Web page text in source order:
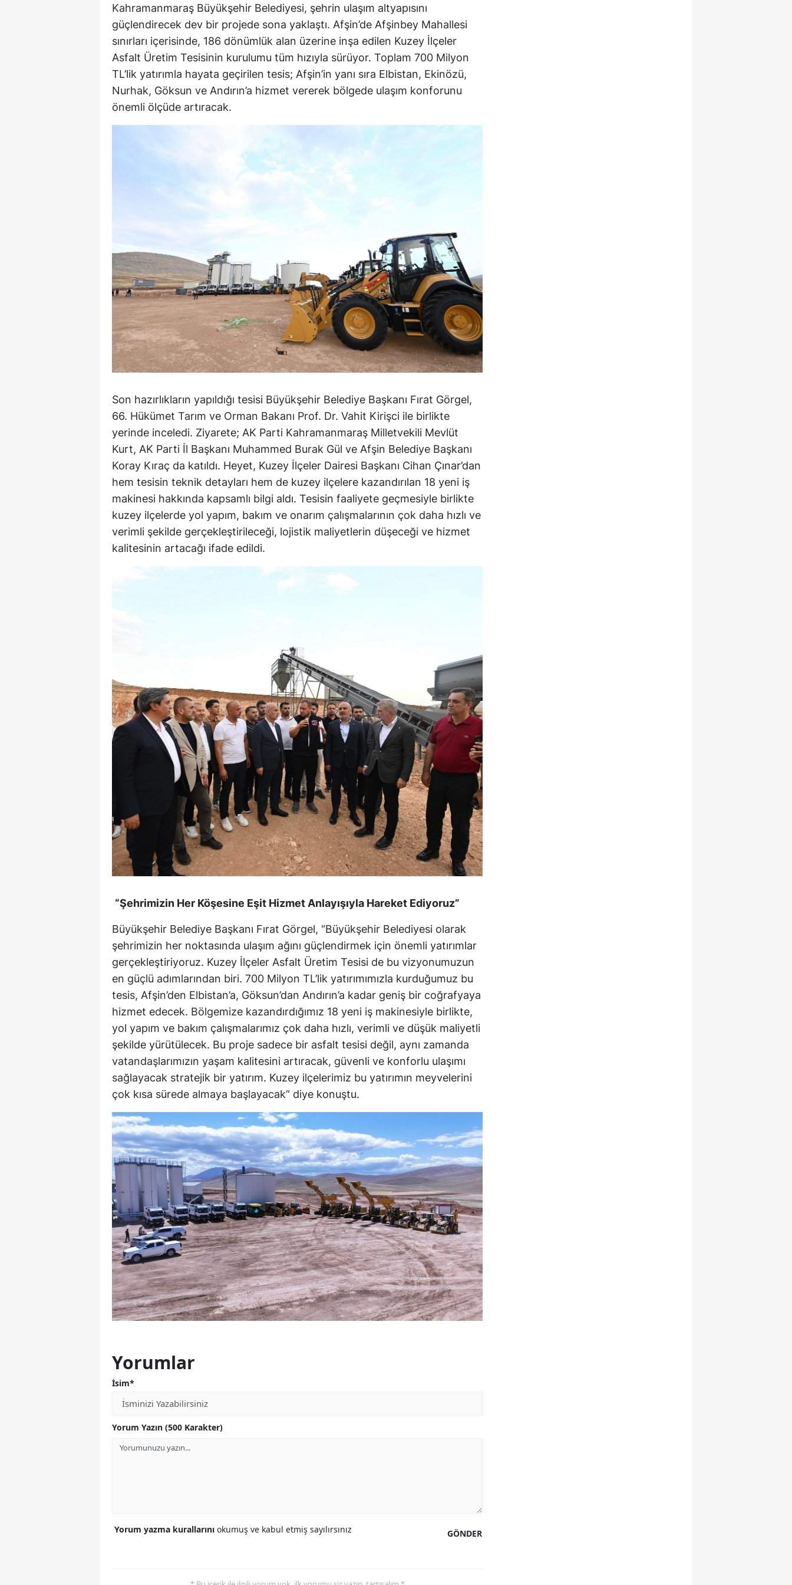
Kahramanmaraş Büyükşehir Belediyesi, şehrin ulaşım altyapısını
güçlendirecek dev bir projede sona yaklaştı. Afşin’de Afşinbey Mahallesi
sınırları içerisinde, 186 dönümlük alan üzerine inşa edilen Kuzey İlçeler
Asfalt Üretim Tesisinin kurulumu tüm hızıyla sürüyor. Toplam 700 Milyon
TL’lik yatırımla hayata geçirilen tesis; Afşin’in yanı sıra Elbistan, Ekinözü,
Nurhak, Göksun ve Andırın’a hizmet vererek bölgede ulaşım konforunu
önemli ölçüde artıracak.
Son hazırlıkların yapıldığı tesisi Büyükşehir Belediye Başkanı Fırat Görgel,
66. Hükümet Tarım ve Orman Bakanı Prof. Dr. Vahit Kirişci ile birlikte
yerinde inceledi. Ziyarete; AK Parti Kahramanmaraş Milletvekili Mevlüt
Kurt, AK Parti İl Başkanı Muhammed Burak Gül ve Afşin Belediye Başkanı
Koray Kıraç da katıldı. Heyet, Kuzey İlçeler Dairesi Başkanı Cihan Çınar’dan
hem tesisin teknik detayları hem de kuzey ilçelere kazandırılan 18 yeni iş
makinesi hakkında kapsamlı bilgi aldı. Tesisin faaliyete geçmesiyle birlikte
kuzey ilçelerde yol yapım, bakım ve onarım çalışmalarının çok daha hızlı ve
verimli şekilde gerçekleştirileceği, lojistik maliyetlerin düşeceği ve hizmet
kalitesinin artacağı ifade edildi.
“Şehrimizin Her Köşesine Eşit Hizmet Anlayışıyla Hareket Ediyoruz”
Büyükşehir Belediye Başkanı Fırat Görgel, “Büyükşehir Belediyesi olarak
şehrimizin her noktasında ulaşım ağını güçlendirmek için önemli yatırımlar
gerçekleştiriyoruz. Kuzey İlçeler Asfalt Üretim Tesisi de bu vizyonumuzun
en güçlü adımlarından biri. 700 Milyon TL’lik yatırımımızla kurduğumuz bu
tesis, Afşin’den Elbistan’a, Göksun’dan Andırın’a kadar geniş bir coğrafyaya
hizmet edecek. Bölgemize kazandırdığımız 18 yeni iş makinesiyle birlikte,
yol yapım ve bakım çalışmalarımız çok daha hızlı, verimli ve düşük maliyetli
şekilde yürütülecek. Bu proje sadece bir asfalt tesisi değil, aynı zamanda
vatandaşlarımızın yaşam kalitesini artıracak, güvenli ve konforlu ulaşımı
sağlayacak stratejik bir yatırım. Kuzey ilçelerimiz bu yatırımın meyvelerini
çok kısa sürede almaya başlayacak” diye konuştu.
Yorumlar
İsim*
Yorum Yazın (500 Karakter)
GÖNDER
Yorum yazma kurallarını okumuş ve kabul etmiş sayılırsınız